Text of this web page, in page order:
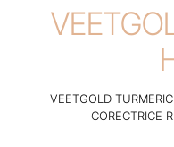
VEETGOLD
CORECTRICE